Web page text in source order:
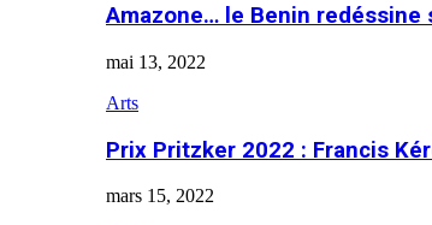
Amazone… le Benin redéssine
mai 13, 2022
Arts
Prix Pritzker 2022 : Francis
mars 15, 2022